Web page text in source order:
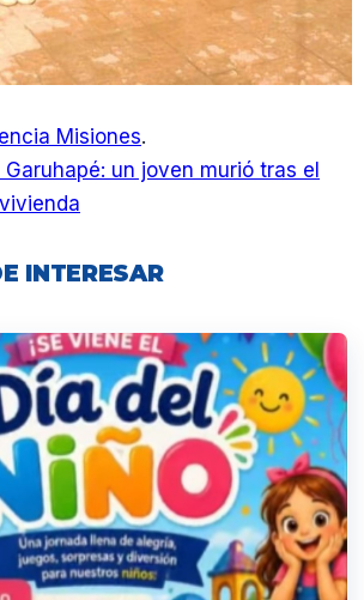
Misiones.
un joven murió tras el
INTERESAR